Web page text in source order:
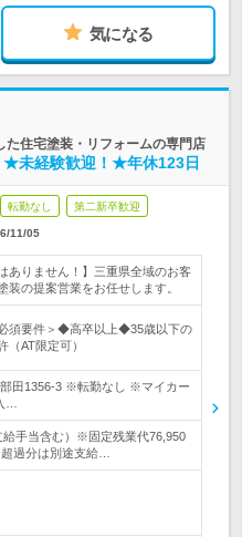
気になる
た住宅塗装・リフォームの専門店
★未経験歓迎！★年休123日
転勤なし 第二新卒歓迎
11/05
ありません！】三重県全域のお客
の提案営業をお任せします。
須要件＞◆高卒以上◆35歳以下の
AT限定可）
田1356-3 ※転勤なし ※マイカー
…
給手当含む）※固定残業代76,950
過分は別途支給…